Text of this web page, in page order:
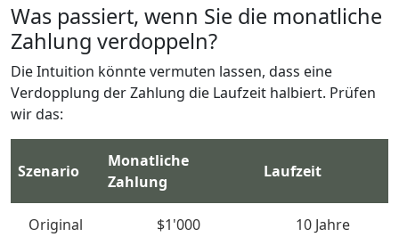
Was passiert, wenn Sie die monatliche
Zahlung verdoppeln?
Die Intuition könnte vermuten lassen, dass eine
Verdopplung der Zahlung die Laufzeit halbiert. Prüfen
wir das:
Szenario
Monatliche
Zahlung
Laufzeit
Original $1'000 10 Jahre